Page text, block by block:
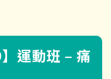
運動班 – 痛